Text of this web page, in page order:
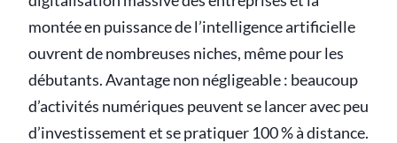
montée en puissance de l’intelligence artificielle
ouvrent de nombreuses niches, même pour les
débutants. Avantage non négligeable : beaucoup
d’activités numériques peuvent se lancer avec peu
d’investissement et se pratiquer 100 % à distance.